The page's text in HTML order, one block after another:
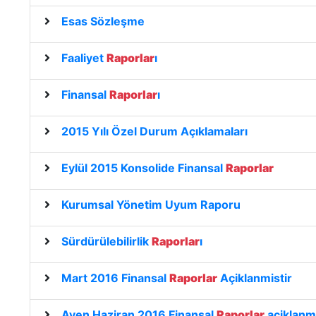
Esas Sözleşme
Faaliyet Raporları
Finansal Raporları
2015 Yılı Özel Durum Açıklamaları
Eylül 2015 Konsolide Finansal Raporlar
Kurumsal Yönetim Uyum Raporu
Sürdürülebilirlik Raporları
Mart 2016 Finansal Raporlar Açiklanmistir